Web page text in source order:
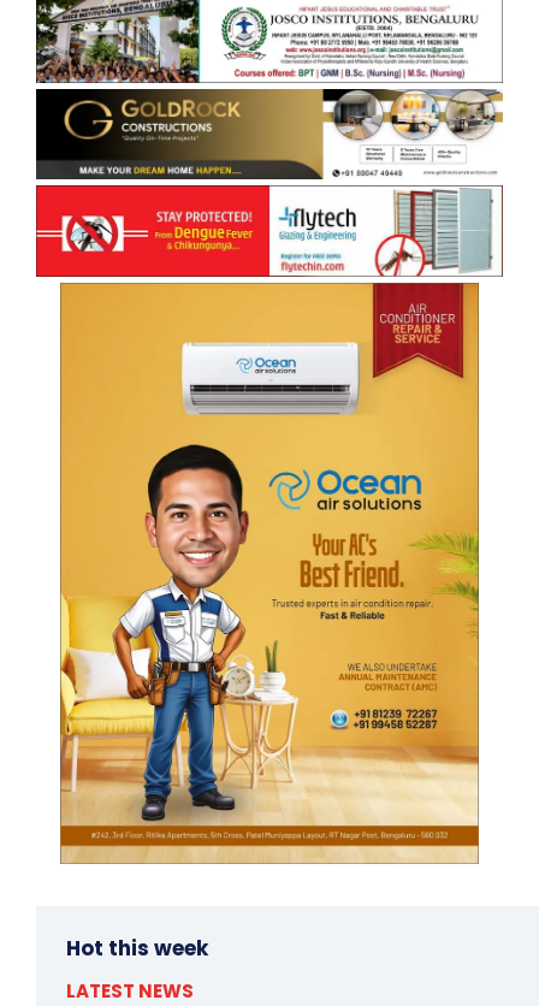
Hot this week
LATEST NEWS